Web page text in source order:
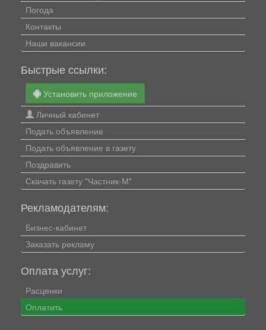
Погода
Контакты
Наши вакансии
Быстрые ссылки:
Установить приложение
Личный кабинет
Подать объявление
Подать объявление в газету
Поздравить
Скачать газету "Частник-М"
Рекламодателям:
Бизнес-кабинет
Заказать рекламу
Оплата услуг:
Расценки
Оплатить